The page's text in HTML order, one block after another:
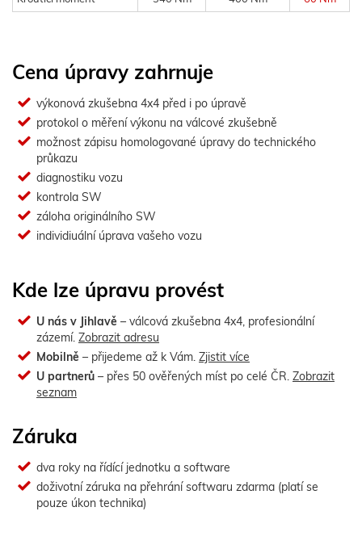
Cena úpravy zahrnuje
výkonová zkušebna 4x4 před i po úpravě
protokol o měření výkonu na válcové zkušebně
možnost zápisu homologované úpravy do technického
průkazu
diagnostiku vozu
kontrola SW
záloha originálního SW
individiuální úprava vašeho vozu
Kde lze úpravu provést
U nás v Jihlavě – válcová zkušebna 4x4, profesionální
zázemí. Zobrazit adresu
Mobilně – přijedeme až k Vám. Zjistit více
U partnerů – přes 50 ověřených míst po celé ČR. Zobrazit
seznam
Záruka
dva roky na řídící jednotku a software
doživotní záruka na přehrání softwaru zdarma (platí se
pouze úkon technika)